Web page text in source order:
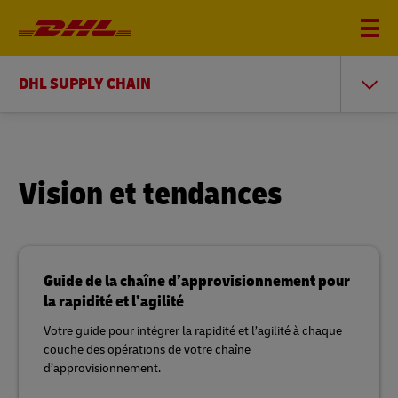
DHL SUPPLY CHAIN
Vision et tendances
Guide de la chaîne d’approvisionnement pour
la rapidité et l’agilité
Votre guide pour intégrer la rapidité et l’agilité à chaque
couche des opérations de votre chaîne
d’approvisionnement.